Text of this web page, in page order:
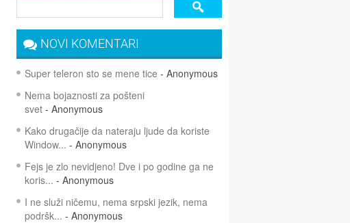
NOVI KOMENTARI
Super teleron sto se mene tice - Anonymous
Nema bojaznosti za pošteni
svet - Anonymous
Kako drugačije da nateraju ljude da koriste
Window... - Anonymous
Fejs je zlo nevidjeno! Dve i po godine ga ne
koris... - Anonymous
I ne služi ničemu, nema srpski jezik, nema
podršk... - Anonymous